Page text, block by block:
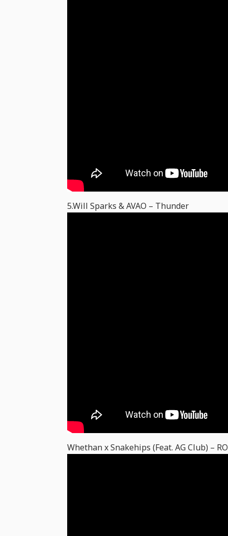
5.Will Sparks & AVAO – Thunder
Whethan x Snakehips (Feat. AG Club) –